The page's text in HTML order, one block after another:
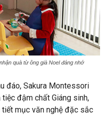
quà từ ông già Noel đáng nhớ
đáo, Sakura Montessori
đậm chất Giáng sinh,
mục văn nghệ đặc sắc